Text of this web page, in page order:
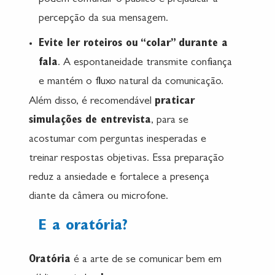
percepção da sua mensagem.
Evite ler roteiros ou “colar” durante a
fala. A espontaneidade transmite confiança
e mantém o fluxo natural da comunicação.
Além disso, é recomendável praticar
simulações de entrevista, para se
acostumar com perguntas inesperadas e
treinar respostas objetivas. Essa preparação
reduz a ansiedade e fortalece a presença
diante da câmera ou microfone.
E a oratória?
Oratória é a arte de se comunicar bem em